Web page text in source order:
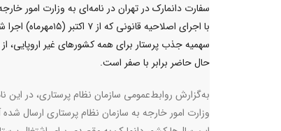
سفارت دانمارک در تهران در نامه‌ای به وزارت امور
با اجرای اصلاحیه قانونی که از ۷
سهمیه جذب پرستار برای همه کشورهای غیر اروپایی، از
حال حاضر برابر با صفر است.
به‌گزارش روابط‌عمومی سازمان نظام پرستاری، در این
وزارت امور خارجه به سازمان نظام پرستاری ارسال